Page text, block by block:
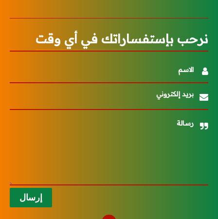
نرحب بإستفساراتك في أي وقت
الاسم
بريد إلكتروني
رسالة